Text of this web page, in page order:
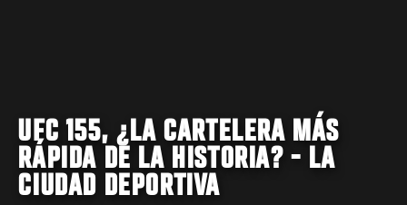
UFC 155, ¿LA CARTELERA MÁS
RÁPIDA DE LA HISTORIA? - LA
CIUDAD DEPORTIVA